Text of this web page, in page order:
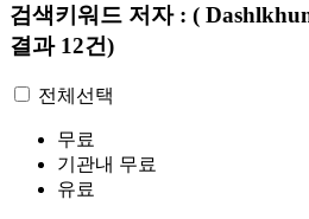
검색키워드 저자 : (
결과 12건)
전체선택
무료
기관내 무료
유료